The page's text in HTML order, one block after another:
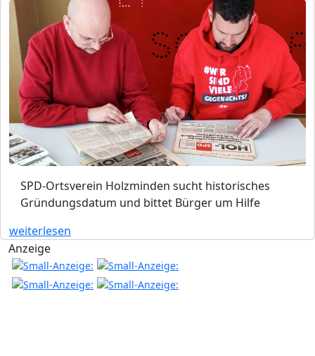
SPD-Ortsverein Holzminden sucht historisches
Gründungsdatum und bittet Bürger um Hilfe
weiterlesen
Anzeige